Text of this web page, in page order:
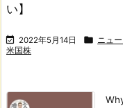
い】
 2022年5月14日  ニュ
米国株